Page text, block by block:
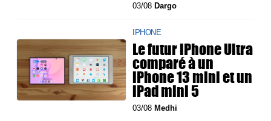
03/08 Dargo
IPHONE
Le futur iPhone Ultra
comparé à un
iPhone 13 mini et un
iPad mini 5
03/08 Medhi